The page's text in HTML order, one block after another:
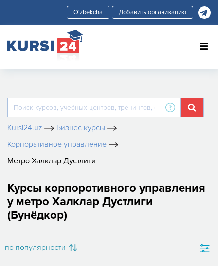
Добавить организацию
Kursi24.uz
Бизнес курсы
Корпоративное управление
Метро Халклар Дустлиги
Курсы корпоротивного управления
у метро Халклар Дустлиги
(Бунёдкор)
по популярности